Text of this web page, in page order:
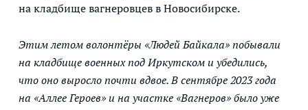
на кладбище вагнеровцев в Новосибирске.
Этим летом волонтёры «Людей Байкала»побывали
на кладбище военных под Иркутском и убедились,
что оно выросло почти вдвое. В сентябре 2023 года
на «Аллее Героев» и на участке «Вагнеров» было уже